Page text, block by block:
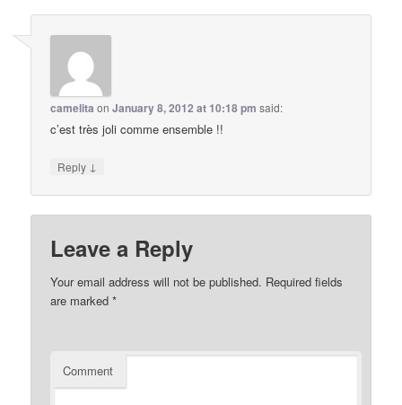
camelita onJanuary 8, 2012 at 10:18 pm said:
c’est très joli comme ensemble !!
Reply ↓
Leave a Reply
Your email address will not be published. Required fields
are marked*
Comment